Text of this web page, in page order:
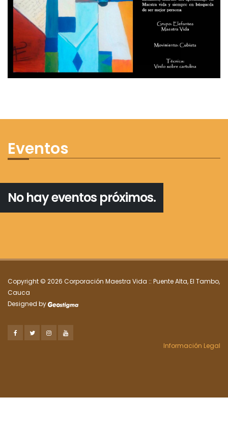
Eventos
No hay eventos próximos.
Copyright © 2026 Corporación Maestra Vida :: Puente Alta, El Tambo,
Cauca
Designed by
Información Legal